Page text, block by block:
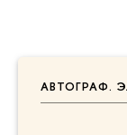
АВТОГРАФ.